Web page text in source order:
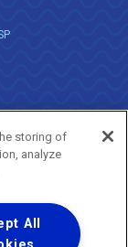
Reservados.
storing of
analyze
All